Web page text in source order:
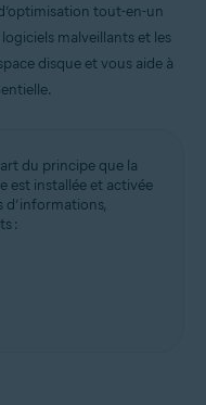
tout-en-un
malveillants et les
disque et vous aide à
du principe que la
est installée et activée
d’informations,
: